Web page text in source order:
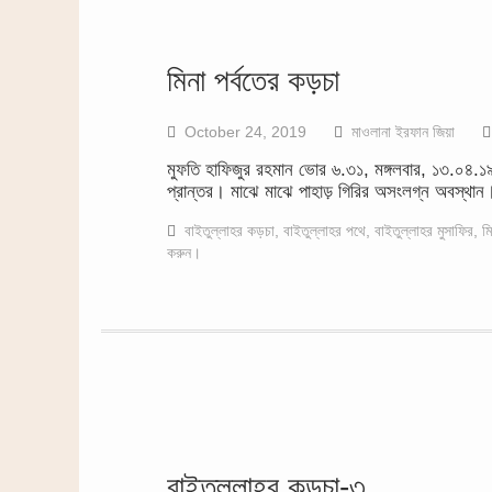
মিনা পর্বতের কড়চা
October 24, 2019 মাওলানা ইরফান জিয়া
মুফতি হাফিজুর রহমান ভোর ৬.৩১, মঙ্গলবার,
প্রান্তর। মাঝে মাঝে পাহাড় গিরির অসংলগ্ন
বাইতুল্লাহর কড়চা বাইতুল্লাহর পথে বাইতুল্লাহর মুসাফির
করুন।